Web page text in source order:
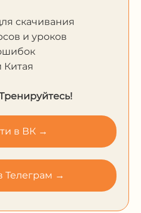
скачивания
и уроков
в ВК →
Телеграм →